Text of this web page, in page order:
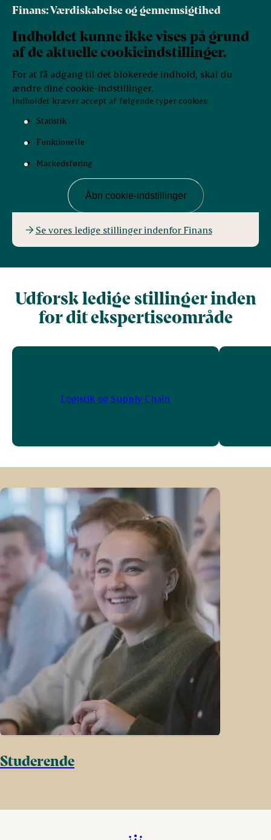
Finans: Værdiskabelse og gennemsigtihed
Indholdet kunne ikke vises på grund
af de aktuelle cookieindstillinger.
For at få adgang til det blokerede indhold, skal du
ændre dine cookie-indstillinger.
Indholdet kræver accept af følgende typer cookies:
Statistik
Funktionelle
Markedsføring
Åbn cookie-indstillinger
Se vores ledige stillinger indenfor Finans
Udforsk ledige stillinger inden
for dit ekspertiseområde
Logistik og Supply Chain
Studerende